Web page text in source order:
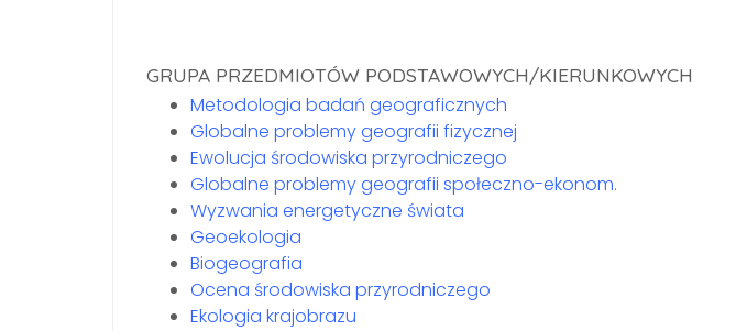
GRUPA PRZEDMIOTÓW PODSTAWOWYCH/KIERUNKOWYCH
Metodologia badań geograficznych
Globalne problemy geografii fizycznej
Ewolucja środowiska przyrodniczego
Globalne problemy geografii społeczno-ekonom.
Wyzwania energetyczne świata
Geoekologia
Biogeografia
Ocena środowiska przyrodniczego
Ekologia krajobrazu